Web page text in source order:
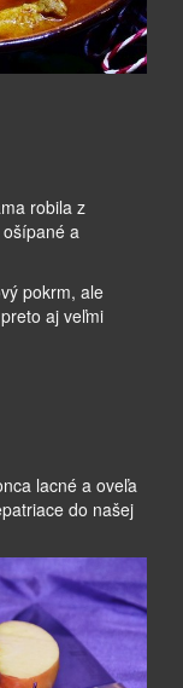
robila z
a
pokrm, ale
aj veľmi
lacné a oveľa
do našej